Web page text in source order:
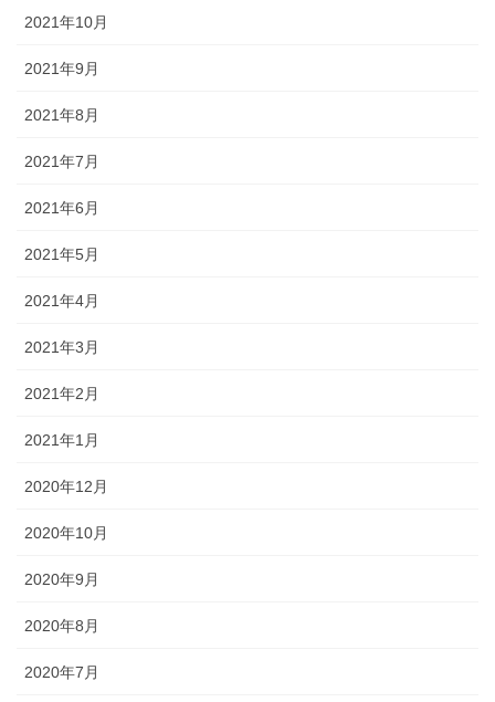
2021年10月
2021年9月
2021年8月
2021年7月
2021年6月
2021年5月
2021年4月
2021年3月
2021年2月
2021年1月
2020年12月
2020年10月
2020年9月
2020年8月
2020年7月